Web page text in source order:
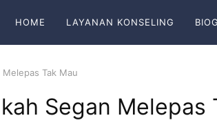
HOME LAYANAN KONSELING
Tak Mau
Segan Melepas